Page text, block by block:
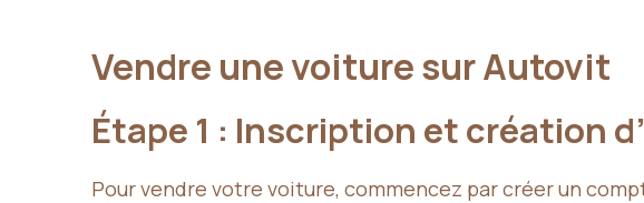
Vendre une voiture sur Autovit
Étape 1 : Inscription et création
Pour vendre votre voiture, commencez par créer un